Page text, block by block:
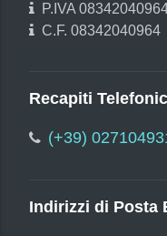
P.IVA
C.F. 08342040964
Recapiti
(+39)
Indirizzi di Posta